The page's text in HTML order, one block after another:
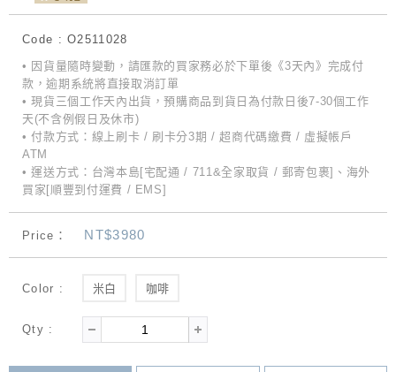
Code : O2511028
• 因貨量隨時變動，請匯款的買家務必於下單後《3天內》完成付
款，逾期系統將直接取消訂單
• 現貨三個工作天內出貨，預購商品到貨日為付款日後7-30個工作
天(不含例假日及休市)
• 付款方式：線上刷卡 / 刷卡分3期 / 超商代碼繳費 / 虛擬帳戶
ATM
• 運送方式：台灣本島[宅配通 / 711&全家取貨 / 郵寄包裹]、海外
買家[順豐到付運費 / EMS]
Price： NT$3980
Color : 米白 咖啡
Qty :